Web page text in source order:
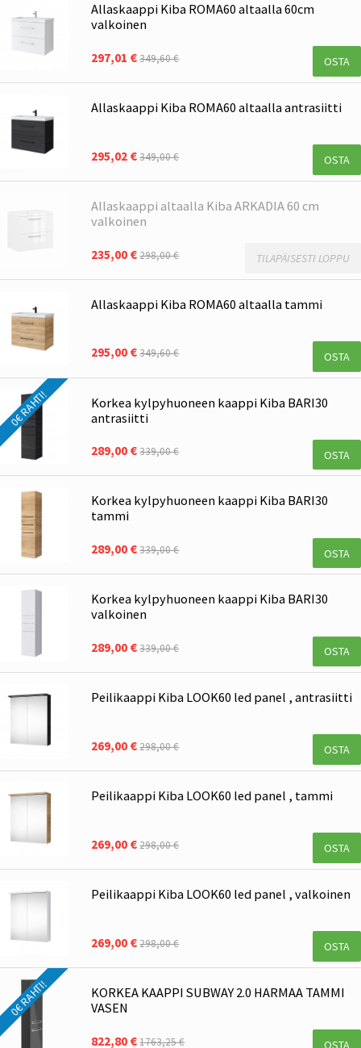
Allaskaappi Kiba ROMA60 altaalla 60cm
valkoinen
297,01 €349,60 € OSTA
Allaskaappi Kiba ROMA60 altaalla antrasiitti
295,02 €349,00 € OSTA
Allaskaappi altaalla Kiba ARKADIA 60 cm
valkoinen
235,00 €298,00 € TILAPÄISESTI LOPPU
Allaskaappi Kiba ROMA60 altaalla tammi
295,00 €349,60 € OSTA
0€ RAHTI!
Korkea kylpyhuoneen kaappi Kiba BARI30
antrasiitti
289,00 €339,00 € OSTA
Korkea kylpyhuoneen kaappi Kiba BARI30
tammi
289,00 €339,00 € OSTA
Korkea kylpyhuoneen kaappi Kiba BARI30
valkoinen
289,00 €339,00 € OSTA
Peilikaappi Kiba LOOK60 led panel , antrasiitti
269,00 €298,00 € OSTA
Peilikaappi Kiba LOOK60 led panel , tammi
269,00 €298,00 € OSTA
Peilikaappi Kiba LOOK60 led panel , valkoinen
269,00 €298,00 € OSTA
0€ RAHTI!
KORKEA KAAPPI SUBWAY 2.0 HARMAA TAMMI
VASEN
822,80 €1763,25 € OSTA